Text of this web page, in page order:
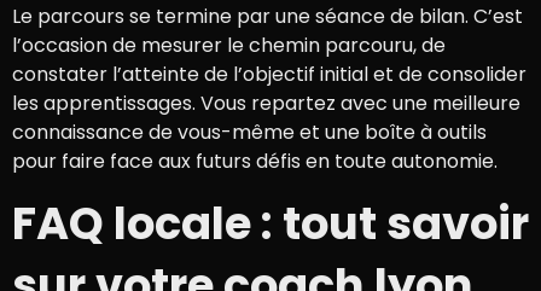
Le parcours se termine par une séance de bilan. C’est
l’occasion de mesurer le chemin parcouru, de
constater l’atteinte de l’objectif initial et de consolider
les apprentissages. Vous repartez avec une meilleure
connaissance de vous-même et une boîte à outils
pour faire face aux futurs défis en toute autonomie.
FAQ locale : tout savoir